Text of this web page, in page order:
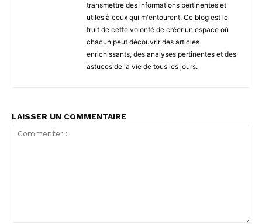
transmettre des informations pertinentes et
utiles à ceux qui m'entourent. Ce blog est le
fruit de cette volonté de créer un espace où
chacun peut découvrir des articles
enrichissants, des analyses pertinentes et des
astuces de la vie de tous les jours.
LAISSER UN COMMENTAIRE